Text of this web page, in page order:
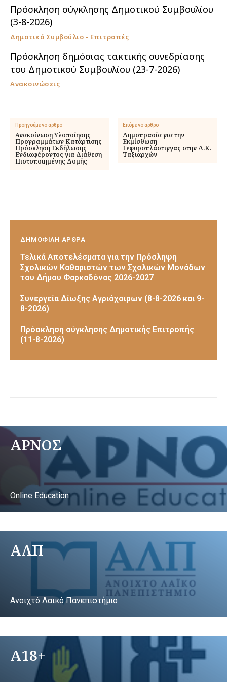
Πρόσκληση σύγκλησης Δημοτικού Συμβουλίου
(3-8-2026)
Δημοτικό Συμβούλιο - Επιτροπές
Πρόσκληση δημόσιας τακτικής συνεδρίασης
του Δημοτικού Συμβουλίου (23-7-2026)
Ανακοινώσεις
Προηγούμενο άρθρο
Ανακοίνωση Υλοποίησης
Προγραμμάτων Κατάρτισης
Πρόσκληση Εκδήλωσης
Ενδιαφέροντος για Διάθεση
Πιστοποιημένης Δομής
Επόμενο άρθρο
Δημοπρασία για την
Εκμίσθωση
Γεφυροπλάστιγγας στην Δ.Κ.
Ταξιαρχών
ΔΗΜΟΦΙΛΗ ΑΡΘΡΑ
Τελικά Αποτελέσματα για την Πρόσληψη
Σχολικών Καθαριστών των Σχολικών Μονάδων
του Δήμου Φαρκαδόνας 2026-2027
Συνεργεία Δίωξης Αγριόχοιρων (8-8-2026 και 9-
8-2026)
Πρόσκληση σύγκλησης Δημοτικής Επιτροπής
(11-8-2026)
ΑΡΝΟΣ
Online Education
ΑΛΠ
Ανοιχτό Λαικό Πανεπιστήμιο
A18+